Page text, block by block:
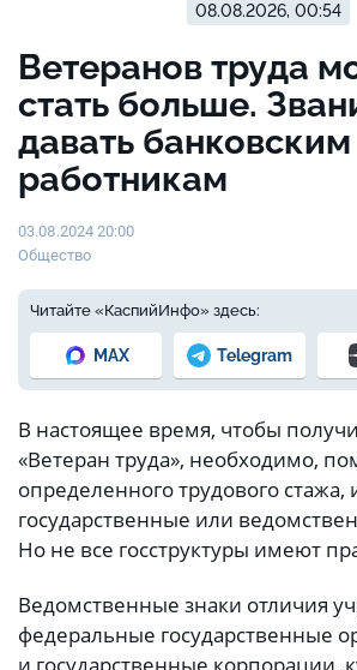
08.08.2026, 00:54
Ветеранов труда
стать больше.
давать банковским
работникам
03.08.2024 20:00
Общество
Читайте «КаспийИнфо» здесь:
MAX Telegram
В настоящее время, чтобы
«Ветеран труда», необходимо,
определенного трудового стажа,
государственные или
Но не все госструктуры имеют
Ведомственные знаки отличия
федеральные государственные
и государственные корпорации,